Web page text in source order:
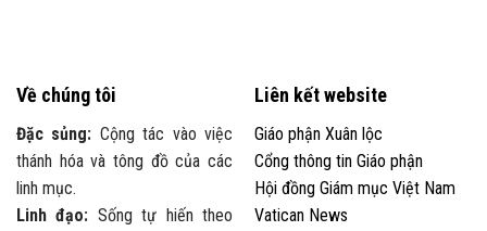
Về chúng tôi
Đặc sủng: Cộng tác vào việc
thánh hóa và tông đồ của các
linh mục.
Linh đạo: Sống tự hiến theo
Liên kết website
Giáo phận Xuân lộc
Cổng thông tin Giáo phận
Hội đồng Giám mục Việt Nam
Vatican News